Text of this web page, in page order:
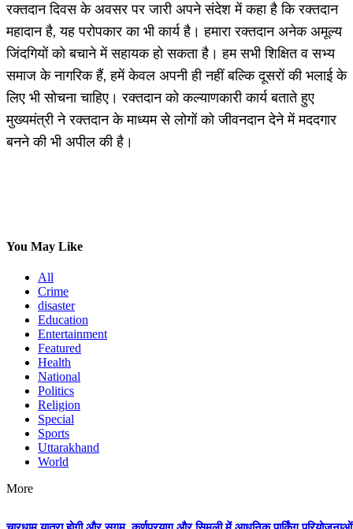
रक्तदान दिवस के अवसर पर जारी अपने संदेश में कहा है कि रक्तदान
महादान है, यह परोपकार का भी कार्य है। हमारा रक्तदान अनेक अमूल्य
जिंदगियों को बचाने में सहायक हो सकता है। हम सभी शिक्षित व सभ्य
समाज के नागरिक हैं, हमें केवल अपनी ही नहीं बल्कि दूसरों की भलाई के
लिए भी सोचना चाहिए। रक्तदान को कल्याणकारी कार्य बताते हुए
मुख्यमंत्री ने रक्तदान के माध्यम से लोगों को जीवनदान देने में मददगार
बनने की भी अपील की है।
You May Like
All
Crime
disaster
Education
Entertainment
Featured
Health
National
Politics
Religion
Special
Sports
Uttarakhand
World
More